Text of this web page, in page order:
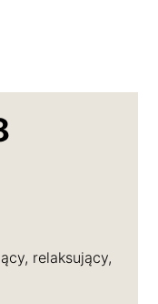
relaksujący,